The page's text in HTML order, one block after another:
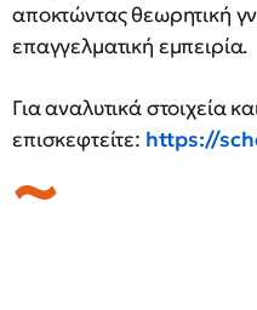
αποκτώντας θεωρητική
επαγγελματική εμπειρία.
Για αναλυτικά στοιχεία
επισκεφτείτε: https://